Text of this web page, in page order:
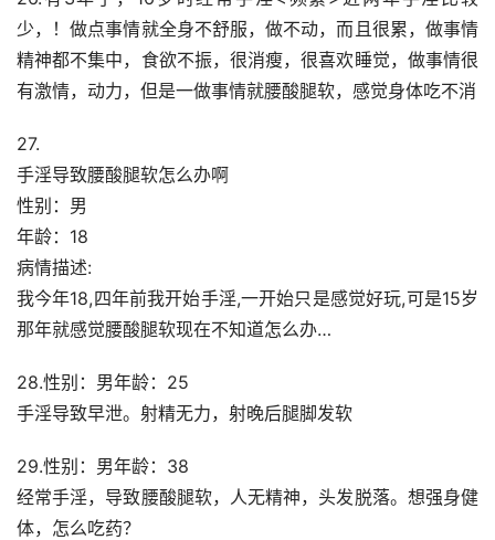
少，！做点事情就全身不舒服，做不动，而且很累，做事情
精神都不集中，食欲不振，很消瘦，很喜欢睡觉，做事情很
有激情，动力，但是一做事情就腰酸腿软，感觉身体吃不消
27.
手淫导致腰酸腿软怎么办啊
性别：男
年龄：18
病情描述:
我今年18,四年前我开始手淫,一开始只是感觉好玩,可是15岁
那年就感觉腰酸腿软现在不知道怎么办…
28.性别：男年龄：25
手淫导致早泄。射精无力，射晚后腿脚发软
29.性别：男年龄：38
经常手淫，导致腰酸腿软，人无精神，头发脱落。想强身健
体，怎么吃药？